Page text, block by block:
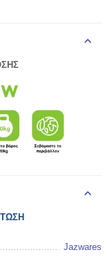
Jazwares